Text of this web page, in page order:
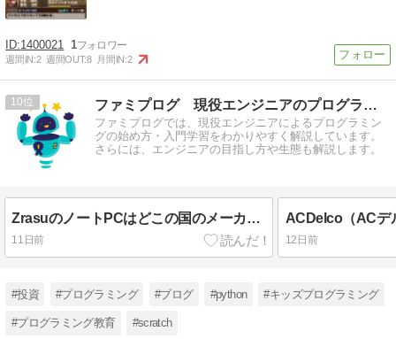
1400021 1
週間IN:2 週間OUT:8 月間IN:2
10 ファミプログ 現役エンジニアのプログラミング入門講座
ファミプログでは、現役エンジニアによるプログラミン
グの始め方・入門学習をわかりやすく解説しています。
さらには、エンジニアの目指し方や生態も解説します。
ZrasuのノートPCはどこの国のメーカー？品質と評判をエンジニアが徹底解説！
11日前 12日前
#投資 #プログラミング #ブログ #python #キッズプログラミング
#プログラミング教育 #scratch